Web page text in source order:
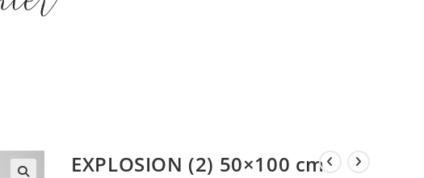
EXPLOSION (2) 50×100 cm